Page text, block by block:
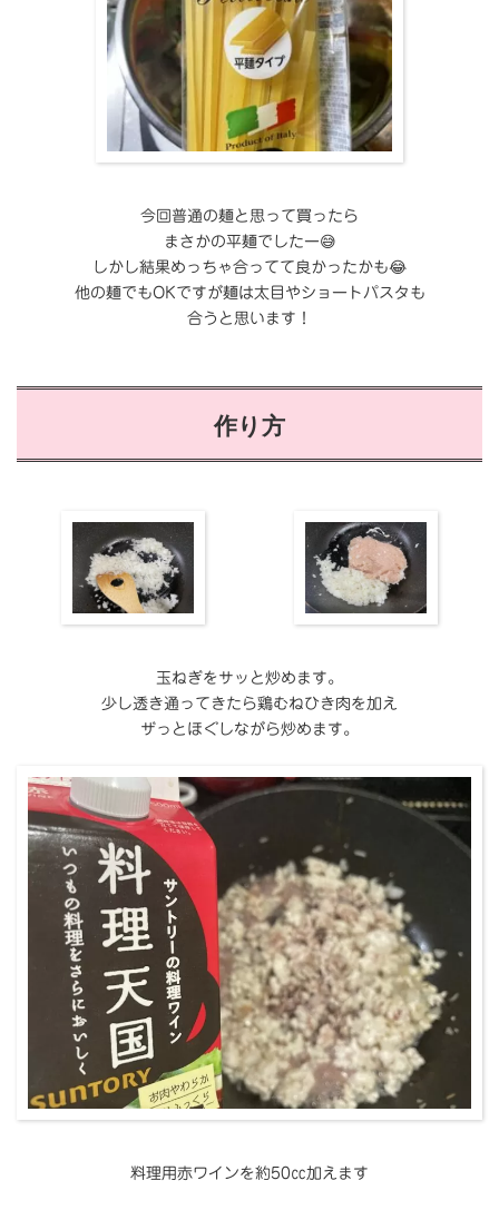
今回普通の麺と思って買ったら
まさかの平麺でしたー😅
しかし結果めっちゃ合ってて良かったかも😂
他の麺でもOKですが麺は太目やショートパスタも
合うと思います！
作り方
玉ねぎをサッと炒めます。
少し透き通ってきたら鶏むねひき肉を加え
ザっとほぐしながら炒めます。
料理用赤ワインを約50㏄加えます